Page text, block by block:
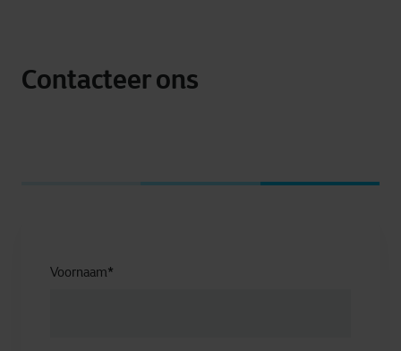
Contacteer ons
Voornaam*